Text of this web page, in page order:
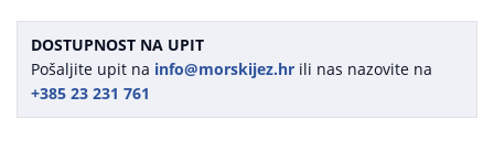
DOSTUPNOST NA UPIT
Pošaljite upit na info@morskijez.hr ili nas nazovite na
+385 23 231 761